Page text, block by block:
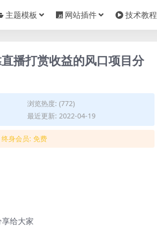
主题模板 网站插件 技术教程
播打赏收益的风口项目分
浏览热度: (772)
最近更新: 2022-04-19
终身会员: 免费
给大家